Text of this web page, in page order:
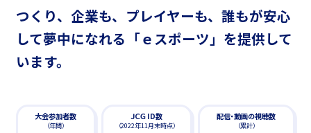
つくり、企業も、プレイヤーも、 誰もが安心
して夢中になれる「ｅスポーツ」を提供して
います。
大会参加者数
（年間）
ＪＣＧ ID数
（2022年11月末時点）
配信・動画の視聴数
（累計）